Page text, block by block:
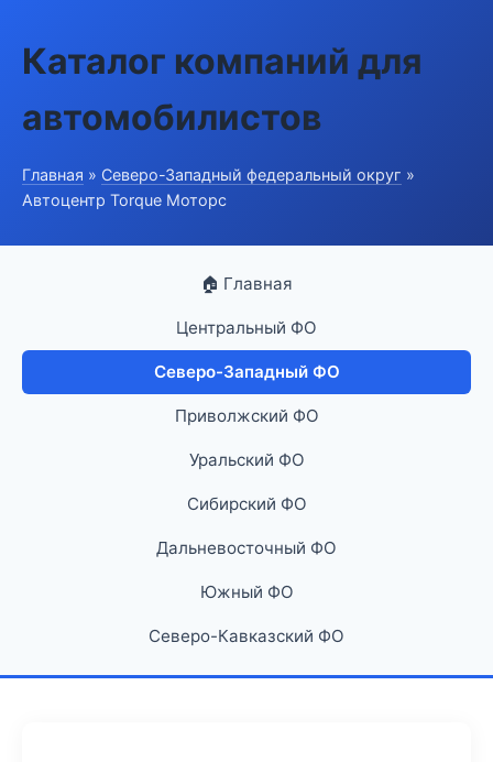
Каталог компаний для
автомобилистов
Главная » Северо-Западный федеральный округ »
Автоцентр Torque Моторс
🏠 Главная
Центральный ФО
Северо-Западный ФО
Приволжский ФО
Уральский ФО
Сибирский ФО
Дальневосточный ФО
Южный ФО
Северо-Кавказский ФО